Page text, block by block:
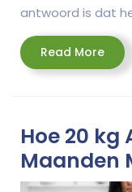
antwoord is dat
Read MoreRead
More
Hoe 20 kg
Maanden